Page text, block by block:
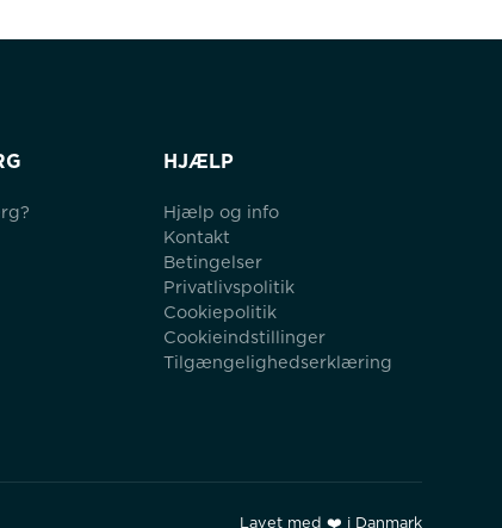
HJÆLP
Hjælp og info
Kontakt
Betingelser
Privatlivspolitik
Cookiepolitik
Cookieindstillinger
Tilgængelighedserklæring
Lavet med ❤️ i Danmark